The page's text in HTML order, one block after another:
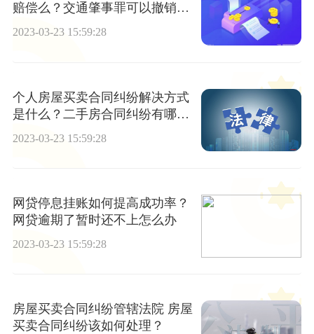
赔偿么？交通肇事罪可以撤销案
件吗？
2023-03-23 15:59:28
个人房屋买卖合同纠纷解决方式
是什么？二手房合同纠纷有哪些
2023-03-23 15:59:28
网贷停息挂账如何提高成功率？
网贷逾期了暂时还不上怎么办
2023-03-23 15:59:28
房屋买卖合同纠纷管辖法院 房屋
买卖合同纠纷该如何处理？